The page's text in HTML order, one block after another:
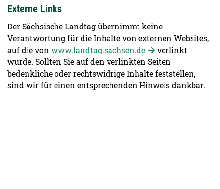
Externe Links
Der Sächsische Landtag übernimmt keine
Verantwortung für die Inhalte von externen Websites,
auf die von www.landtag.sachsen.de
verlinkt
wurde. Sollten Sie auf den verlinkten Seiten
bedenkliche oder rechtswidrige Inhalte feststellen,
sind wir für einen entsprechenden Hinweis dankbar.